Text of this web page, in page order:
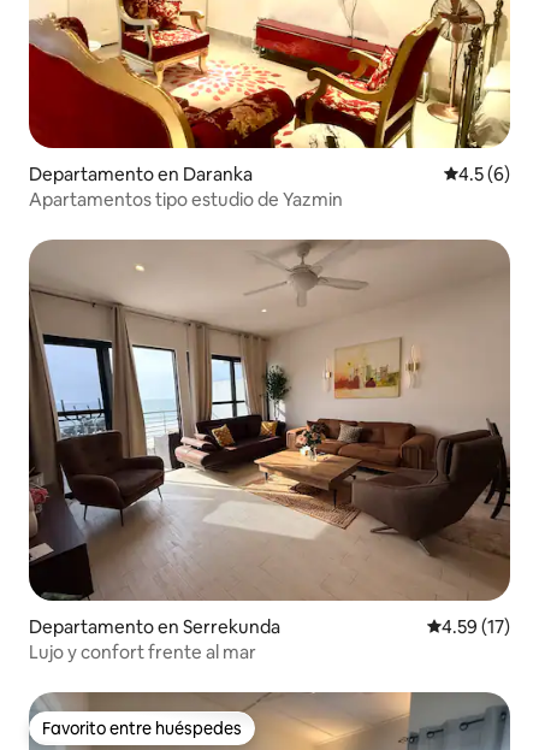
Departamento en Daranka
4.5 (6)
Apartamentos tipo estudio de Yazmin
Departamento en Serrekunda Calificación
4.59 (17)
Lujo y confort frente al mar
Favorito entre huéspedes
Favorito entre huéspedes